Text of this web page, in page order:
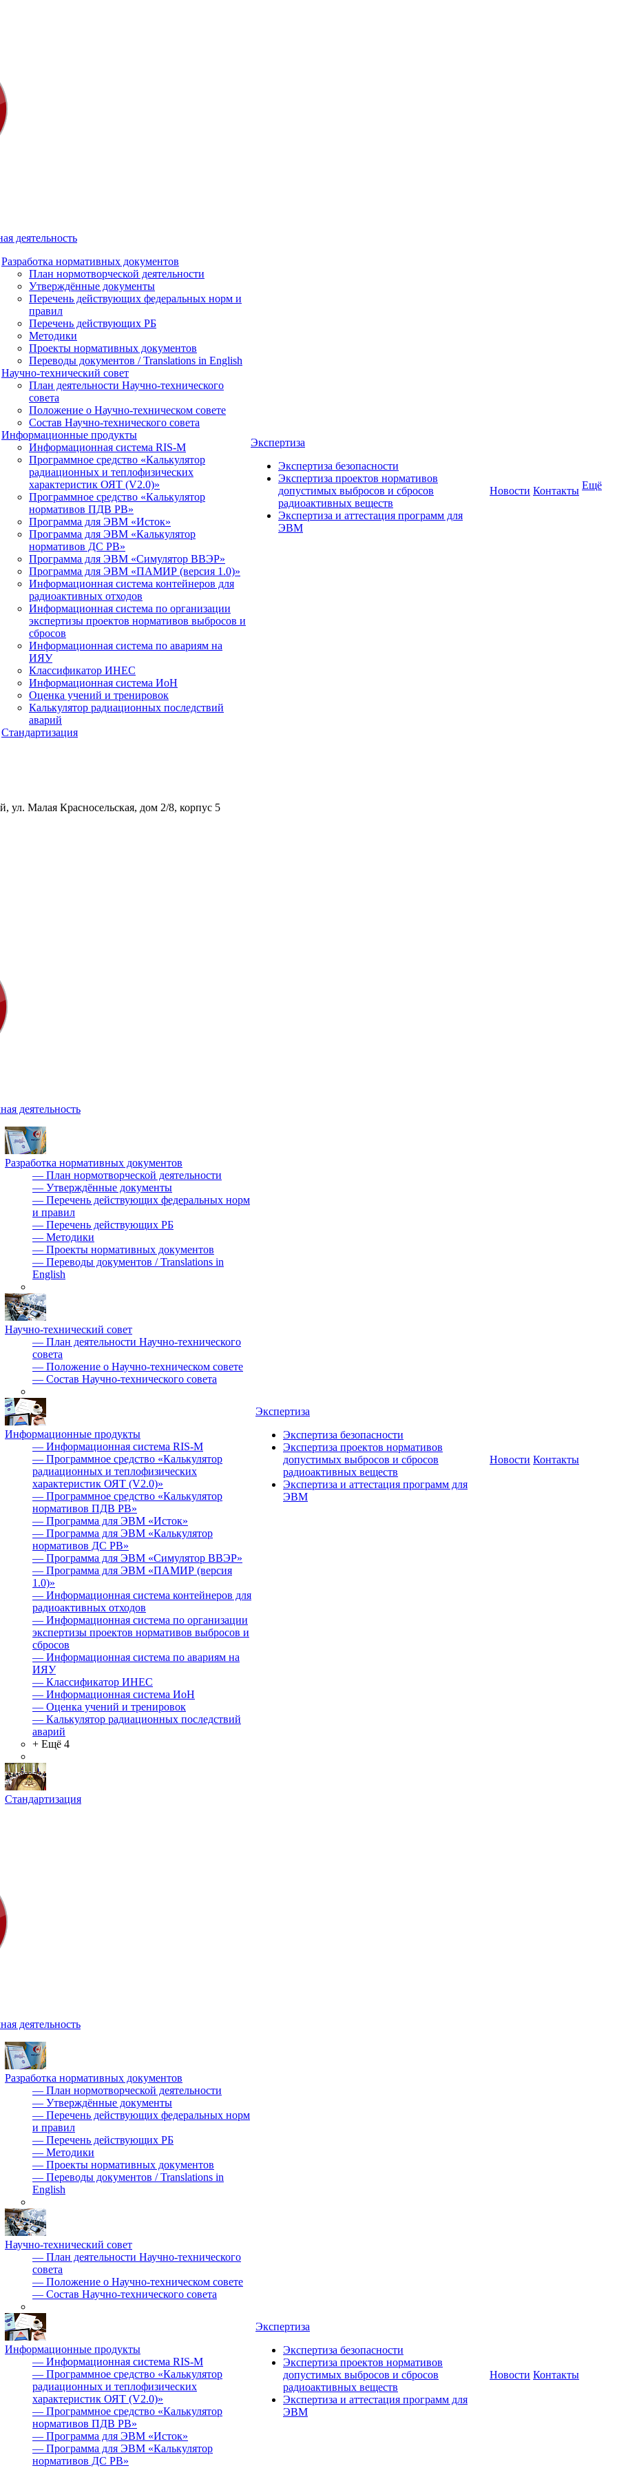
деятельность
Разработка нормативных документов
План нормотворческой деятельности
Утверждённые документы
Перечень действующих федеральных норм и
правил
Перечень действующих РБ
Методики
Проекты нормативных документов
Переводы документов / Translations in English
Научно-технический совет
План деятельности Научно-технического
совета
Положение о Научно-техническом совете
Состав Научно-технического совета
Информационные продукты
Информационная система RIS-M
Программное средство «Калькулятор
радиационных и теплофизических
характеристик ОЯТ (V2.0)»
Программное средство «Калькулятор
нормативов ПДВ РВ»
Программа для ЭВМ «Исток»
Программа для ЭВМ «Калькулятор
нормативов ДС РВ»
Программа для ЭВМ «Симулятор ВВЭР»
Программа для ЭВМ «ПАМИР (версия 1.0)»
Информационная система контейнеров для
радиоактивных отходов
Информационная система по организации
экспертизы проектов нормативов выбросов и
сбросов
Информационная система по авариям на
ИЯУ
Классификатор ИНЕС
Информационная система ИоН
Оценка учений и тренировок
Калькулятор радиационных последствий
аварий
Стандартизация
Экспертиза
Экспертиза безопасности
Экспертиза проектов нормативов
допустимых выбросов и сбросов
радиоактивных веществ
Экспертиза и аттестация программ для
ЭВМ
Новости Контакты Ещё
ул. Малая Красносельская, дом 2/8, корпус 5
деятельность
Разработка нормативных документов
— План нормотворческой деятельности
— Утверждённые документы
— Перечень действующих федеральных норм
и правил
— Перечень действующих РБ
— Методики
— Проекты нормативных документов
— Переводы документов / Translations in
English
Научно-технический совет
— План деятельности Научно-технического
совета
— Положение о Научно-техническом совете
— Состав Научно-технического совета
Информационные продукты
— Информационная система RIS-M
— Программное средство «Калькулятор
радиационных и теплофизических
характеристик ОЯТ (V2.0)»
— Программное средство «Калькулятор
нормативов ПДВ РВ»
— Программа для ЭВМ «Исток»
— Программа для ЭВМ «Калькулятор
нормативов ДС РВ»
— Программа для ЭВМ «Симулятор ВВЭР»
— Программа для ЭВМ «ПАМИР (версия
1.0)»
— Информационная система контейнеров для
радиоактивных отходов
— Информационная система по организации
экспертизы проектов нормативов выбросов и
сбросов
— Информационная система по авариям на
ИЯУ
— Классификатор ИНЕС
— Информационная система ИоН
— Оценка учений и тренировок
— Калькулятор радиационных последствий
аварий
+ Ещё 4
Стандартизация
Экспертиза
Экспертиза безопасности
Экспертиза проектов нормативов
допустимых выбросов и сбросов
радиоактивных веществ
Экспертиза и аттестация программ для
ЭВМ
Новости Контакты
деятельность
Разработка нормативных документов
— План нормотворческой деятельности
— Утверждённые документы
— Перечень действующих федеральных норм
и правил
— Перечень действующих РБ
— Методики
— Проекты нормативных документов
— Переводы документов / Translations in
English
Научно-технический совет
— План деятельности Научно-технического
совета
— Положение о Научно-техническом совете
— Состав Научно-технического совета
Информационные продукты
— Информационная система RIS-M
— Программное средство «Калькулятор
радиационных и теплофизических
характеристик ОЯТ (V2.0)»
— Программное средство «Калькулятор
нормативов ПДВ РВ»
— Программа для ЭВМ «Исток»
— Программа для ЭВМ «Калькулятор
нормативов ДС РВ»
Экспертиза
Экспертиза безопасности
Экспертиза проектов нормативов
допустимых выбросов и сбросов
радиоактивных веществ
Экспертиза и аттестация программ для
ЭВМ
Новости Контакты